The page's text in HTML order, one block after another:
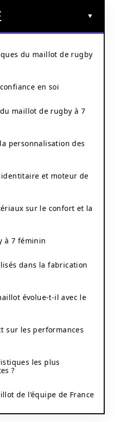
du maillot de rugby
en soi
maillot de rugby à 7
personnalisation des
et moteur de
sur le confort et la
à 7 féminin
dans la fabrication
évolue-t-il avec le
sur les performances
les plus
?
de l’équipe de France